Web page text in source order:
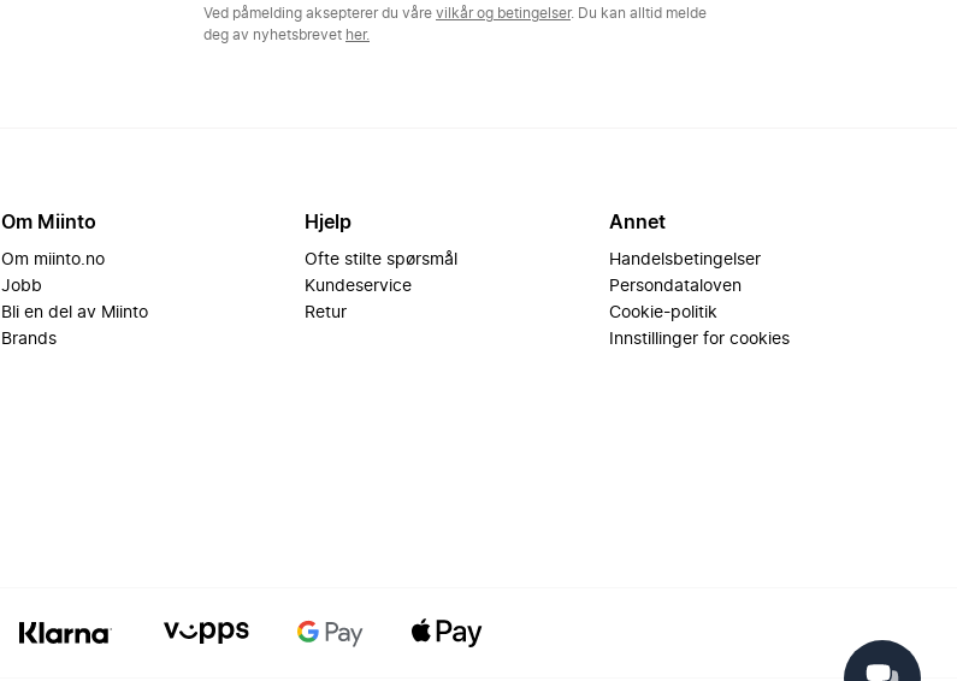
Ved påmelding aksepterer du våre vilkår og betingelser. Du kan alltid melde
deg av nyhetsbrevet her.
Om Miinto
Om miinto.no
Jobb
Bli en del av Miinto
Brands
Hjelp
Ofte stilte spørsmål
Kundeservice
Retur
Annet
Handelsbetingelser
Persondataloven
Cookie-politik
Innstillinger for cookies